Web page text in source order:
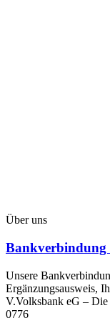
Über uns
Bankverbindung
Unsere
Ergänzungsausweis,
V.Volksbank eG –
0776